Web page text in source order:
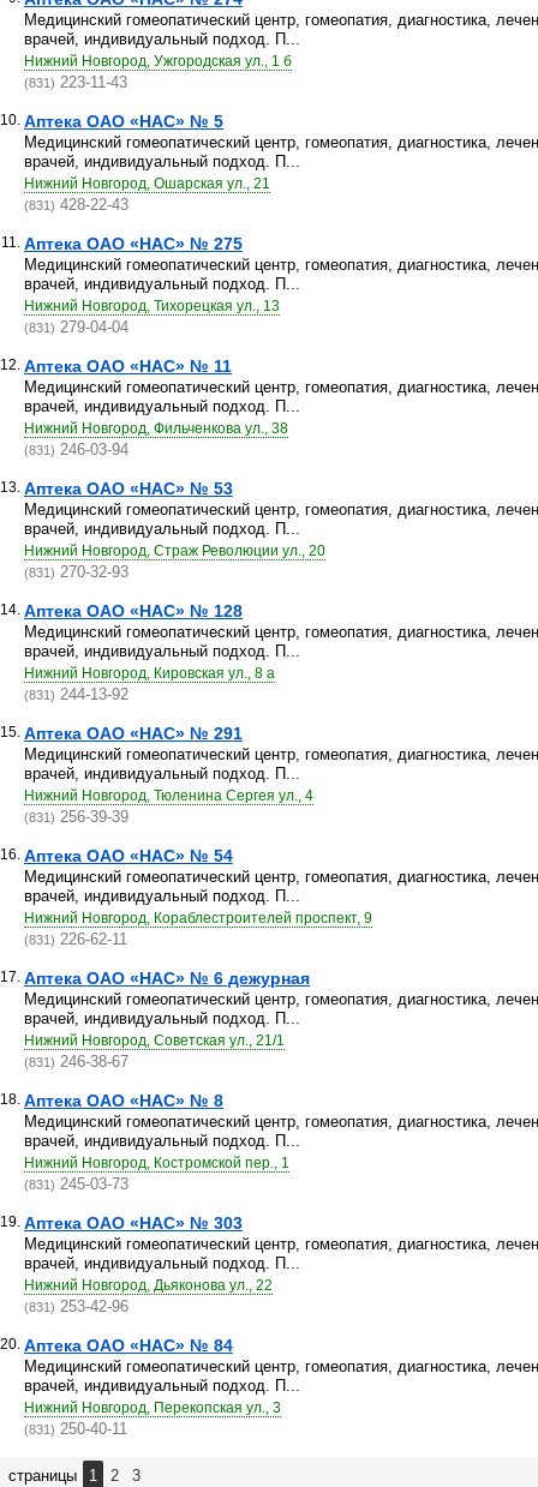
Медицинский гомеопатический центр, гомеопатия, диагностика,
врачей, индивидуальный подход. П...
Нижний Новгород, Ужгородская ул., 1 б
(831) 223-11-43
10. Аптека ОАО «НАС» № 5
Медицинский гомеопатический центр, гомеопатия, диагностика,
врачей, индивидуальный подход. П...
Нижний Новгород, Ошарская ул., 21
(831) 428-22-43
11. Аптека ОАО «НАС» № 275
Медицинский гомеопатический центр, гомеопатия, диагностика,
врачей, индивидуальный подход. П...
Нижний Новгород, Тихорецкая ул., 13
(831) 279-04-04
12. Аптека ОАО «НАС» № 11
Медицинский гомеопатический центр, гомеопатия, диагностика,
врачей, индивидуальный подход. П...
Нижний Новгород, Фильченкова ул., 38
(831) 246-03-94
13. Аптека ОАО «НАС» № 53
Медицинский гомеопатический центр, гомеопатия, диагностика,
врачей, индивидуальный подход. П...
Нижний Новгород, Страж Революции ул., 20
(831) 270-32-93
14. Аптека ОАО «НАС» № 128
Медицинский гомеопатический центр, гомеопатия, диагностика,
врачей, индивидуальный подход. П...
Нижний Новгород, Кировская ул., 8 а
(831) 244-13-92
15. Аптека ОАО «НАС» № 291
Медицинский гомеопатический центр, гомеопатия, диагностика,
врачей, индивидуальный подход. П...
Нижний Новгород, Тюленина Сергея ул., 4
(831) 256-39-39
16. Аптека ОАО «НАС» № 54
Медицинский гомеопатический центр, гомеопатия, диагностика,
врачей, индивидуальный подход. П...
Нижний Новгород, Кораблестроителей проспект, 9
(831) 226-62-11
17. Аптека ОАО «НАС» № 6 дежурная
Медицинский гомеопатический центр, гомеопатия, диагностика,
врачей, индивидуальный подход. П...
Нижний Новгород, Советская ул., 21/1
(831) 246-38-67
18. Аптека ОАО «НАС» № 8
Медицинский гомеопатический центр, гомеопатия, диагностика,
врачей, индивидуальный подход. П...
Нижний Новгород, Костромской пер., 1
(831) 245-03-73
19. Аптека ОАО «НАС» № 303
Медицинский гомеопатический центр, гомеопатия, диагностика,
врачей, индивидуальный подход. П...
Нижний Новгород, Дьяконова ул., 22
(831) 253-42-96
20. Аптека ОАО «НАС» № 84
Медицинский гомеопатический центр, гомеопатия, диагностика,
врачей, индивидуальный подход. П...
Нижний Новгород, Перекопская ул., 3
(831) 250-40-11
страницы 1 2 3